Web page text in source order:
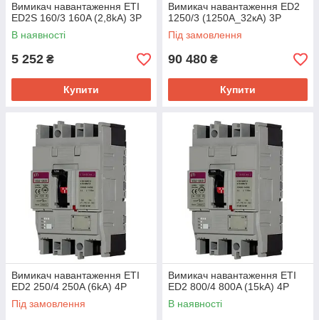
Вимикач навантаження ETI
ED2S 160/3 160A (2,8kA) 3P
В наявності
5 252 ₴
Купити
Вимикач навантаження ED2
1250/3 (1250А_32кА) 3Р
Під замовлення
90 480 ₴
Купити
Вимикач навантаження ETI
ED2 250/4 250A (6kA) 4P
Під замовлення
Вимикач навантаження ETI
ED2 800/4 800A (15kA) 4P
В наявності